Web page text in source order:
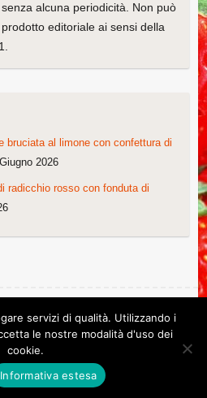
alcuna periodicità. Non può
editoriale ai sensi della
bruciata al limone con confettura di
2026
radicchio rosso con fonduta di
Cristina . Tema diColorlibPowered by
Non copiare grazie!
servizi di qualità. Utilizzando i
le nostre modalità d'uso dei
cookie.
Informativa estesa